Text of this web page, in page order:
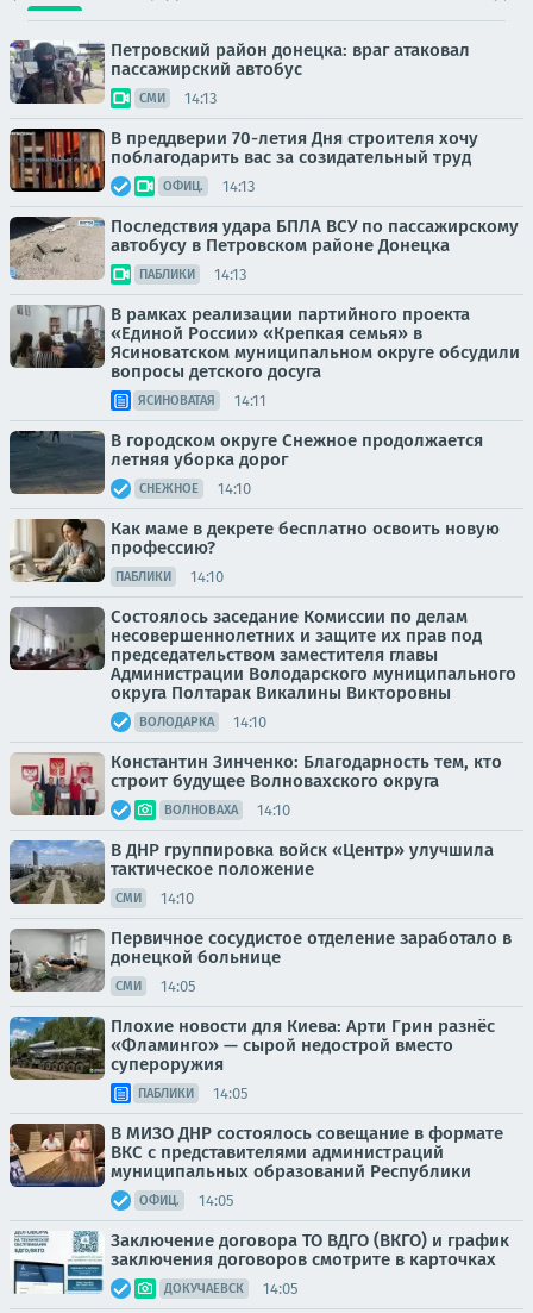
Петровский район донецка: враг атаковал
пассажирский автобус
СМИ 14:13
В преддверии 70-летия Дня строителя хочу
поблагодарить вас за созидательный труд
ОФИЦ. 14:13
Последствия удара БПЛА ВСУ по пассажирскому
автобусу в Петровском районе Донецка
ПАБЛИКИ 14:13
В рамках реализации партийного проекта
«Единой России» «Крепкая семья» в
Ясиноватском муниципальном округе обсудили
вопросы детского досуга
ЯСИНОВАТАЯ 14:11
В городском округе Снежное продолжается
летняя уборка дорог
СНЕЖНОЕ 14:10
Как маме в декрете бесплатно освоить новую
профессию?
ПАБЛИКИ 14:10
Состоялось заседание Комиссии по делам
несовершеннолетних и защите их прав под
председательством заместителя главы
Администрации Володарского муниципального
округа Полтарак Викалины Викторовны
ВОЛОДАРКА 14:10
Константин Зинченко: Благодарность тем, кто
строит будущее Волновахского округа
ВОЛНОВАХА 14:10
В ДНР группировка войск «Центр» улучшила
тактическое положение
СМИ 14:10
Первичное сосудистое отделение заработало в
донецкой больнице
СМИ 14:05
Плохие новости для Киева: Арти Грин разнёс
«Фламинго» — сырой недострой вместо
супероружия
ПАБЛИКИ 14:05
В МИЗО ДНР состоялось совещание в формате
ВКС с представителями администраций
муниципальных образований Республики
ОФИЦ. 14:05
Заключение договора ТО ВДГО (ВКГО) и график
заключения договоров смотрите в карточках
ДОКУЧАЕВСК 14:05